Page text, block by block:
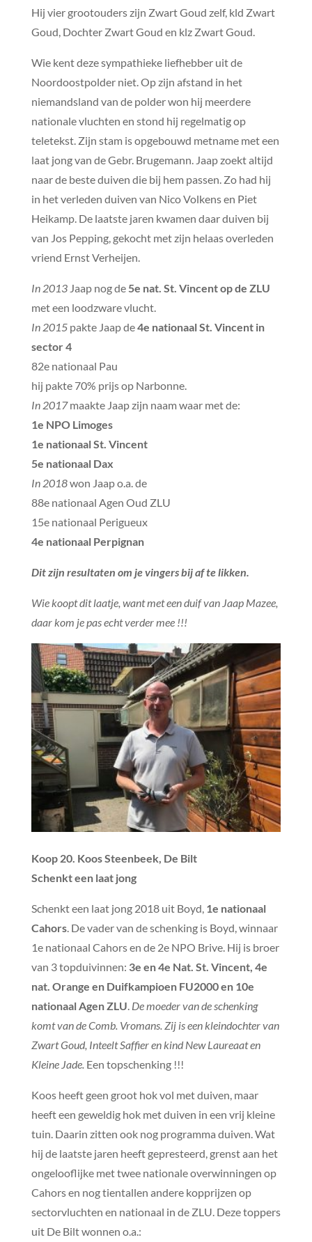
Hij vier grootouders zijn Zwart Goud zelf, kld Zwart
Goud, Dochter Zwart Goud en klz Zwart Goud.
Wie kent deze sympathieke liefhebber uit de
Noordoostpolder niet. Op zijn afstand in het
niemandsland van de polder won hij meerdere
nationale vluchten en stond hij regelmatig op
teletekst. Zijn stam is opgebouwd metname met een
laat jong van de Gebr. Brugemann. Jaap zoekt altijd
naar de beste duiven die bij hem passen. Zo had hij
in het verleden duiven van Nico Volkens en Piet
Heikamp. De laatste jaren kwamen daar duiven bij
van Jos Pepping, gekocht met zijn helaas overleden
vriend Ernst Verheijen.
In 2013Jaap nog de 5e nat. St. Vincent op de ZLU
met een loodzware vlucht.
In 2015pakte Jaap de4e nationaal St. Vincent in
sector 4
82e nationaal Pau
hij pakte 70% prijs op Narbonne.
In 2017maakte Jaap zijn naam waar met de:
1e NPO Limoges
1e nationaal St. Vincent
5e nationaal Dax
In 2018won Jaap o.a. de
88e nationaal Agen Oud ZLU
15e nationaal Perigueux
4e nationaal Perpignan
Dit zijn resultaten om je vingers bij af te likken.
Wie koopt dit laatje, want met een duif van Jaap Mazee,
daar kom je pas echt verder mee !!!
Koop 20. Koos Steenbeek, De Bilt
Schenkt een laat jong
Schenkt een laat jong 2018 uit Boyd, 1e nationaal
Cahors. De vader van de schenking is Boyd, winnaar
1e nationaal Cahors en de 2e NPO Brive. Hij is broer
van 3 topduivinnen: 3e en 4e Nat. St. Vincent, 4e
nat. Orange en Duifkampioen FU2000 en 10e
nationaal Agen ZLU. De moeder van de schenking
komt van de Comb. Vromans. Zij is een kleindochter van
Zwart Goud, Inteelt Saffier en kind New Laureaat en
Kleine Jade.Een topschenking !!!
Koos heeft geen groot hok vol met duiven, maar
heeft een geweldig hok met duiven in een vrij kleine
tuin. Daarin zitten ook nog programma duiven. Wat
hij de laatste jaren heeft gepresteerd, grenst aan het
ongelooflijke met twee nationale overwinningen op
Cahors en nog tientallen andere kopprijzen op
sectorvluchten en nationaal in de ZLU. Deze toppers
uit De Bilt wonnen o.a.: